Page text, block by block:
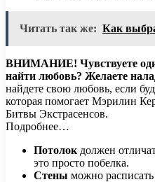
Читать так же: Как
ВНИМАНИЕ! Чувствуете
найти любовь? Желаете
найдете свою любовь, если
которая помогает Мэрилин
Битвы Экстрасенсов.
Подробнее…
Потолок должен
это просто побелка.
Стены можно